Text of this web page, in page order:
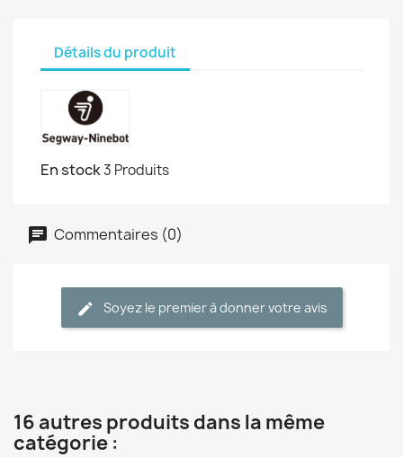
Détails du produit
En stock3 Produits
Commentaires (0)
Soyez le premier à donner votre avis
16 autres produits dans la même
catégorie :